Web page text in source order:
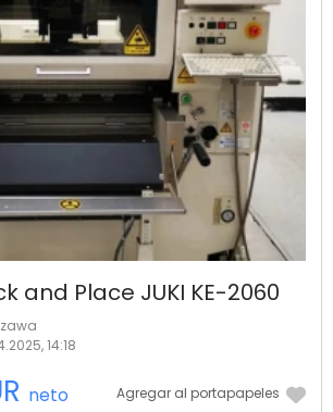
and Place JUKI KE-2060
14:18
neto Agregar al portapapeles